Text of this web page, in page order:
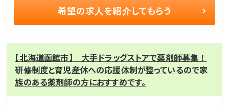
希望の求人を紹介してもらう
【北海道函館市】 大手ドラッグストアで薬剤師募集！
研修制度と育児産休への応援体制が整っているので家
族のある薬剤師の方におすすめです。